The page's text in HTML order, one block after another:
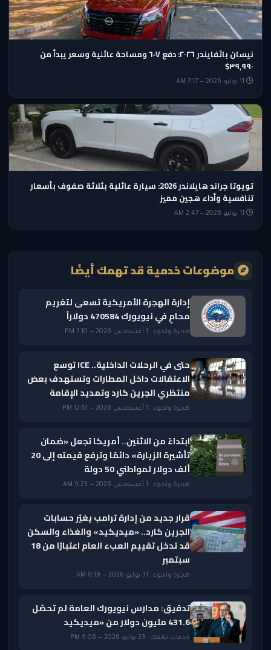
نيسان باثفايندر ٢٠٢٦: دفع V‑٦ ومساحة عائلية وسعر يبدأ من
٣٩,٩٩٠$
تويوتا جراند هايلاندر 2026: سيارة عائلية بثلاثة صفوف بأسعار
تنافسية وأداء هجين مميز
موضوعات خدمية قد تهمك أيضًا
إدارة الهجرة الأمريكية تسعى لتغريم
محامٍ في نيويورك 470584 دولاراً
هجرة ولجوء · 1 أغسطس 2026 — 7:10 PM
حتى في الرحلات الداخلية.. ICE توسع
الاعتقالات داخل المطارات وتستهدف بعض
منتظري الجرين كارد وتمديد الإقامة
هجرة ولجوء · 1 أغسطس 2026 — 12:51 PM
ابتداءً من الاثنين.. أمريكا تجعل «ضمان
تأشيرة الزيارة» دائمًا وترفع قيمته إلى 20
ألف دولار لمواطني 50 دولة
هجرة ولجوء · 1 أغسطس 2026 — 9:23 AM
قرار جديد من إدارة ترامب يغيّر حسابات
الجرين كارد.. «ميديكيد» والغذاء والسكن
قد تدخل تقييم العبء العام اعتبارًا من 18
سبتمبر
هجرة ولجوء · 31 يوليو 2026 — 8:19 AM
تدقيق: مدارس نيويورك العامة لم تحصّل
431.6 مليون دولار من «ميديكيد
خدمات تهمك · 23 يوليو 2026 — 9:06 PM